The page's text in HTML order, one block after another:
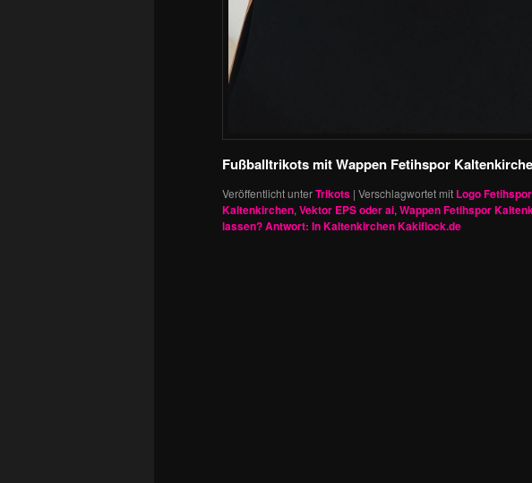
Fußballtrikots mit Wappen Fetihspor
Veröffentlicht unterTrikots | Verschlagwortet mit Logo
Kaltenkirchen, Vektor EPS oder ai, Wappen Fetihspor
lassen? Antwort: In Kaltenkirchen Kakiflock.de